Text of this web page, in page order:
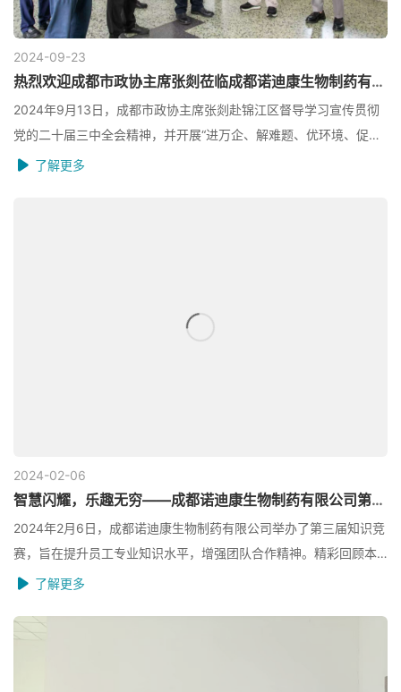
23
2024-09
热烈欢迎成都市政协主席张剡莅临成都诺迪康生物制药有限公司指导工作
2024年9月13日，成都市政协主席张剡赴锦江区督导学习宣传贯彻
党的二十届三中全会精神，并开展“进万企、解难题、优环境、促发
展”工作。
了解更多
06
2024-02
智慧闪耀，乐趣无穷——成都诺迪康生物制药有限公司第三届知识竞赛圆满落幕
2024年2月6日，成都诺迪康生物制药有限公司举办了第三届知识竞
赛，旨在提升员工专业知识水平，增强团队合作精神。精彩回顾本
届知识竞赛以《无菌（生物）药品通用技术资料》为蓝本，结合新
识。预赛阶段组织公司全员线上答题，在全公司掀起一波高涨的学
了解更多